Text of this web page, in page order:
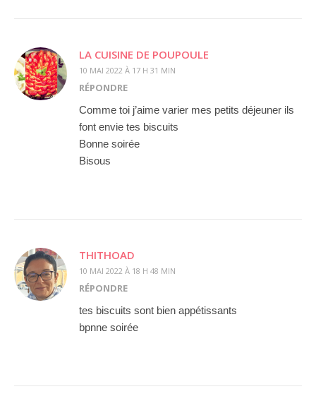
LA CUISINE DE POUPOULE
10 MAI 2022 À 17 H 31 MIN
RÉPONDRE
Comme toi j’aime varier mes petits déjeuner ils
font envie tes biscuits
Bonne soirée
Bisous
THITHOAD
10 MAI 2022 À 18 H 48 MIN
RÉPONDRE
tes biscuits sont bien appétissants
bpnne soirée